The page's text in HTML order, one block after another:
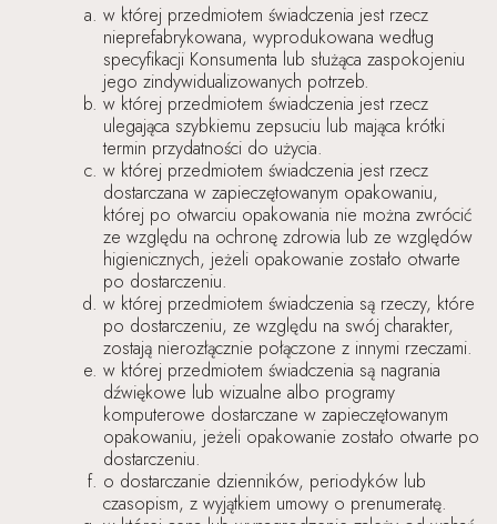
w której przedmiotem świadczenia jest rzecz
nieprefabrykowana, wyprodukowana według
specyfikacji Konsumenta lub służąca zaspokojeniu
jego zindywidualizowanych potrzeb.
w której przedmiotem świadczenia jest rzecz
ulegająca szybkiemu zepsuciu lub mająca krótki
termin przydatności do użycia.
w której przedmiotem świadczenia jest rzecz
dostarczana w zapieczętowanym opakowaniu,
której po otwarciu opakowania nie można zwrócić
ze względu na ochronę zdrowia lub ze względów
higienicznych, jeżeli opakowanie zostało otwarte
po dostarczeniu.
w której przedmiotem świadczenia są rzeczy, które
po dostarczeniu, ze względu na swój charakter,
zostają nierozłącznie połączone z innymi rzeczami.
w której przedmiotem świadczenia są nagrania
dźwiękowe lub wizualne albo programy
komputerowe dostarczane w zapieczętowanym
opakowaniu, jeżeli opakowanie zostało otwarte po
dostarczeniu.
o dostarczanie dzienników, periodyków lub
czasopism, z wyjątkiem umowy o prenumeratę.